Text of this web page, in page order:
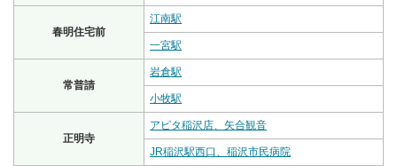
春明住宅前
江南駅
一宮駅
常普請
岩倉駅
小牧駅
正明寺
アピタ稲沢店、矢合観音
JR稲沢駅西口、稲沢市民病院